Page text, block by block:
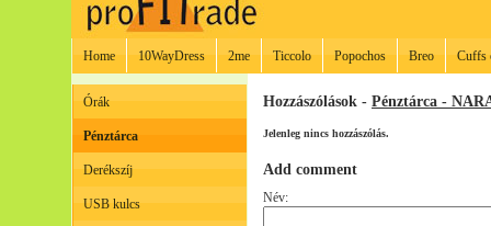
Home 10WayDress 2me Ticcolo Popochos Breo Cuffs
Órák
Pénztárca
Derékszíj
USB kulcs
Hozzászólások - Pénztárca -
Jelenleg nincs hozzászólás.
Add comment
Név: